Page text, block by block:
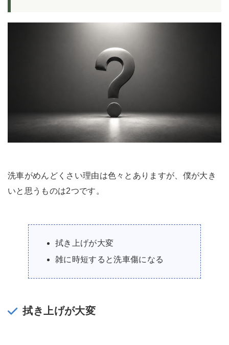
洗車がめんどくさい理由は色々とありますが、僕が大き
いと思うものは2つです。
拭き上げが大変
雑に時短すると洗車傷になる
拭き上げが大変